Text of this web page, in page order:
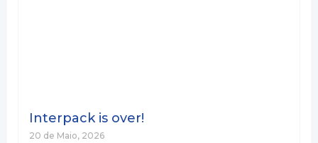
Interpack is over!
20 de Maio, 2026